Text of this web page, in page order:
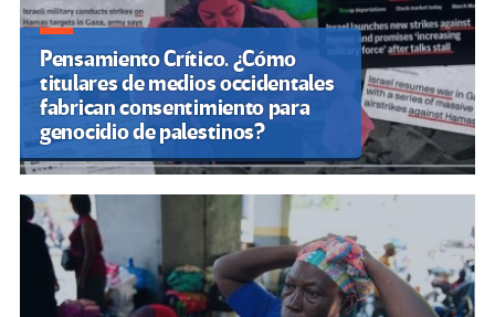
Pensamiento Crítico. ¿Cómo
titulares de medios occidentales
fabrican consentimiento para
genocidio de palestinos?